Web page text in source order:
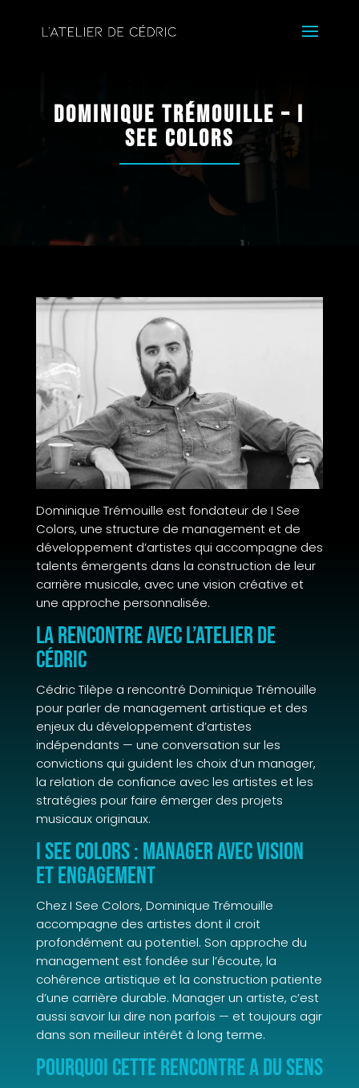
Dominique Trémouille – I
See Colors
Dominique Trémouille est fondateur de I See
Colors, une structure de management et de
développement d’artistes qui accompagne des
talents émergents dans la construction de leur
carrière musicale, avec une vision créative et
une approche personnalisée.
La rencontre avec L’Atelier de
Cédric
Cédric Tilèpe a rencontré Dominique Trémouille
pour parler de management artistique et des
enjeux du développement d’artistes
indépendants — une conversation sur les
convictions qui guident les choix d’un manager,
la relation de confiance avec les artistes et les
stratégies pour faire émerger des projets
musicaux originaux.
I See Colors : manager avec vision
et engagement
Chez I See Colors, Dominique Trémouille
accompagne des artistes dont il croit
profondément au potentiel. Son approche du
management est fondée sur l’écoute, la
cohérence artistique et la construction patiente
d’une carrière durable. Manager un artiste, c’est
aussi savoir lui dire non parfois — et toujours agir
dans son meilleur intérêt à long terme.
Pourquoi cette rencontre a du sens